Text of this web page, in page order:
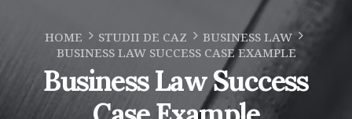
HOME STUDII DE CAZ
BUSINESS LAW
BUSINESS LAW SUCCESS CASE EXAMPLE
Business Law Success